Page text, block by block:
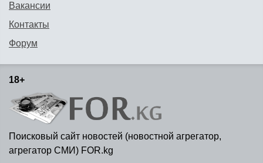
Вакансии
Контакты
Форум
18+
Поисковый сайт новостей (новостной агрегатор,
агрегатор СМИ) FOR.kg